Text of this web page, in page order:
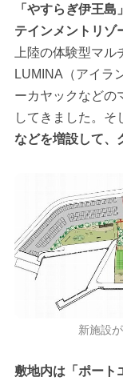
「やすらぎ伊王
テインメントリゾ
上陸の体験型マ
LUMINA（アイラ
ーカヤックなどの
してきました。そ
などを増設して、
新施設
敷地内は「ポート